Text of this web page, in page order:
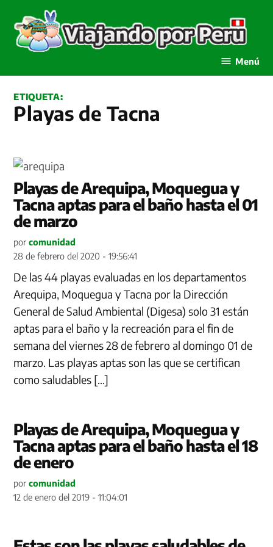
contenido
Menú
ETIQUETA:
Playas de Tacna
Playas de Arequipa, Moquegua y
Tacna aptas para el baño hasta el 01
de marzo
por comunidad
28 de febrero del 2020 - 19:56:41
De las 44 playas evaluadas en los departamentos
Arequipa, Moquegua y Tacna por la Dirección
General de Salud Ambiental (Digesa) solo 31 están
aptas para el baño y la recreación para el fin de
semana del viernes 28 de febrero al domingo 01 de
marzo. Las playas aptas son las que se certifican
como saludables […]
Playas de Arequipa, Moquegua y
Tacna aptas para el baño hasta el 18
de enero
por comunidad
12 de enero del 2019 - 11:04:01